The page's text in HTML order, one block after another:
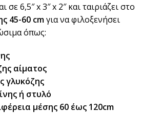
σε 6,5″ x 3″ x 2″ και ταιριάζει στο
45-60 cmγια να φιλοξενήσει
όπως:
αίματος
γλυκόζης
ή στυλό
μέσης 60 έως 120cm